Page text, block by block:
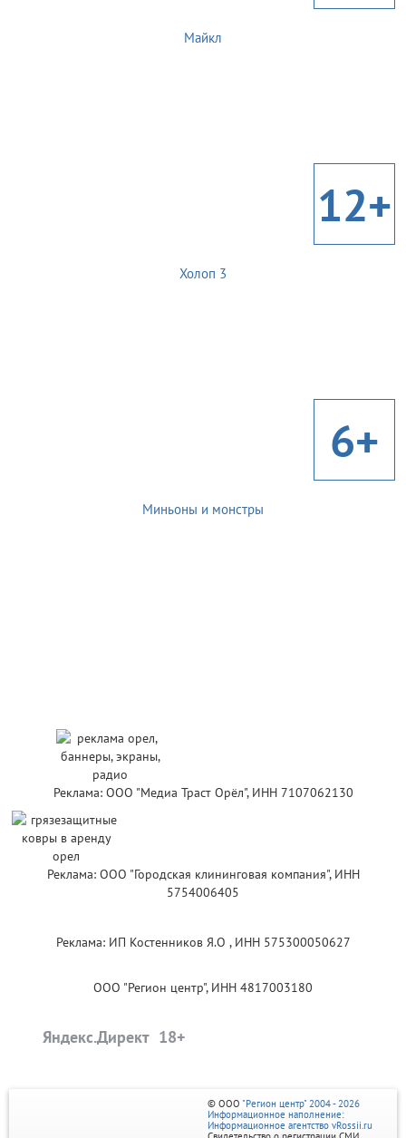
Майкл
12+
Холоп 3
6+
Миньоны и монстры
Реклама: ООО "Медиа Траст Орёл", ИНН 7107062130
Реклама: ООО "Городская клининговая компания", ИНН
5754006405
Реклама: ИП Костенников Я.О , ИНН 575300050627
ООО "Регион центр", ИНН 4817003180
Яндекс.Директ
© ООО "Регион центр" 2004 - 2026
Информационное наполнение:
Информационное агентство vRossii.ru